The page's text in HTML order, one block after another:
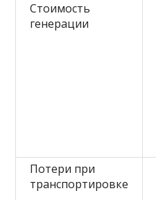
Стоимость
генерации
Потери при
транспортировке